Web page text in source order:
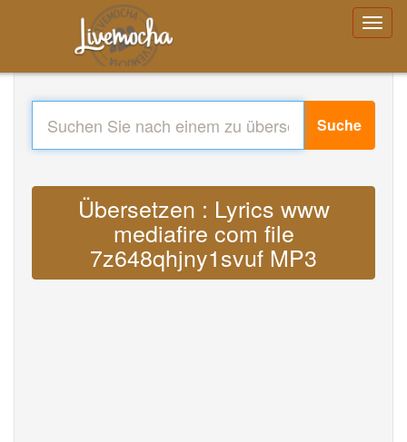
Suche
Übersetzen : Lyrics www
mediafire com file
7z648qhjny1svuf MP3